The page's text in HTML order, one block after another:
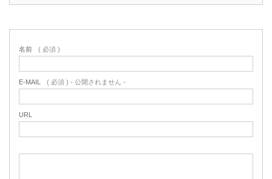
名前 ( 必須 )
E-MAIL ( 必須 ) - 公開されません -
URL